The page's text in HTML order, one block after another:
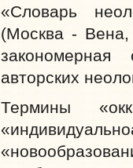
«Словарь
(Москва - Вена,
авторских
Термины